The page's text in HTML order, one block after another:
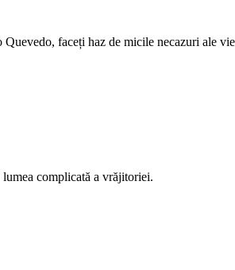
faceți haz de micile necazuri ale
complicată a vrăjitoriei.